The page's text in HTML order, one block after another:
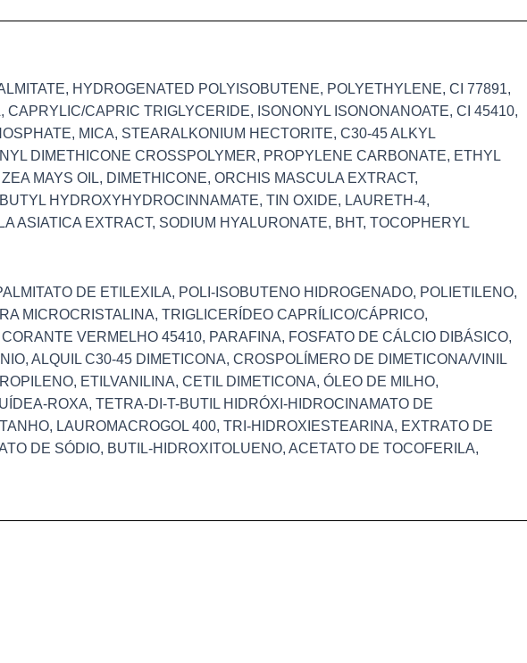
HYDROGENATED POLYISOBUTENE, POLYETHYLENE, CI 77891,
CAPRYLIC/CAPRIC TRIGLYCERIDE, ISONONYL ISONONANOATE, CI 45410,
MICA, STEARALKONIUM HECTORITE, C30-45 ALKYL
DIMETHICONE CROSSPOLYMER, PROPYLENE CARBONATE, ETHYL
MAYS OIL, DIMETHICONE, ORCHIS MASCULA EXTRACT,
HYDROXYHYDROCINNAMATE, TIN OXIDE, LAURETH-4,
ASIATICA EXTRACT, SODIUM HYALURONATE, BHT, TOCOPHERYL
DE ETILEXILA, POLI-ISOBUTENO HIDROGENADO, POLIETILENO,
MICROCRISTALINA, TRIGLICERÍDEO CAPRÍLICO/CÁPRICO,
VERMELHO 45410, PARAFINA, FOSFATO DE CÁLCIO DIBÁSICO,
ALQUIL C30-45 DIMETICONA, CROSPOLÍMERO DE DIMETICONA/VINIL
ETILVANILINA, CETIL DIMETICONA, ÓLEO DE MILHO,
ROXA, TETRA-DI-T-BUTIL HIDRÓXI-HIDROCINAMATO DE
LAUROMACROGOL 400, TRI-HIDROXIESTEARINA, EXTRATO DE
DE SÓDIO, BUTIL-HIDROXITOLUENO, ACETATO DE TOCOFERILA,